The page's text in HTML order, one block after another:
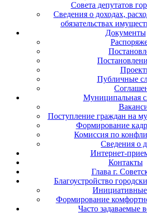
Совета депутатов
Сведения о доходах,
обязательствах
Документы
Публичные
Муниципальная
Поступление граждан на
Формирование
Комиссия по
Сведения о
Интернет-
Контакты
Глава г.
Благоустройство
Формирование
Часто задаваемые